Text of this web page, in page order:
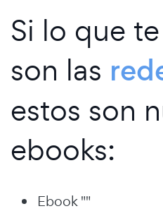
Si lo que
son las
estos son
ebooks:
Ebook ""